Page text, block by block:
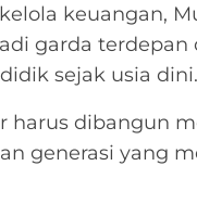
keuangan,
garda
sejak usia dini.
harus dibangun
generasi yang